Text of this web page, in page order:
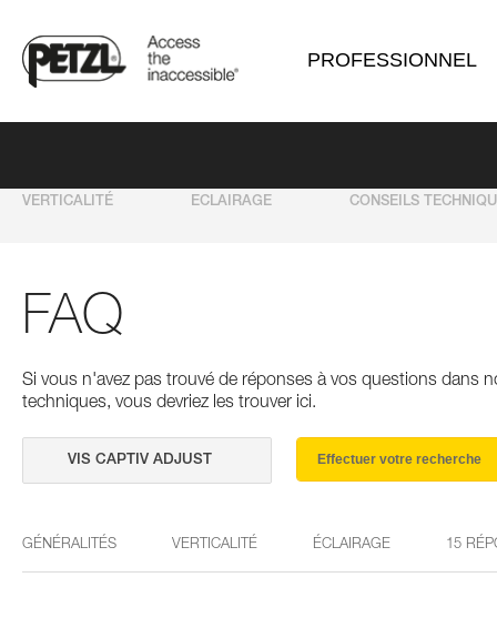
PROFESSIONNEL
VERTICALITÉ ECLAIRAGE CONSEILS
FAQ
Si vous n'avez pas trouvé de réponses à vos questions dans
techniques, vous devriez les trouver ici.
Effectuer votre recherche
GÉNÉRALITÉS VERTICALITÉ ÉCLAIRAGE 15